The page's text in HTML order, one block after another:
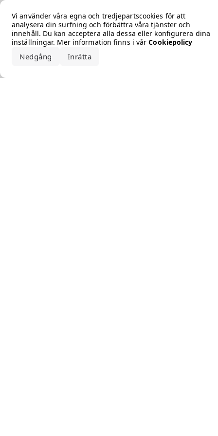
Vi använder våra egna och tredjepartscookies för att
analysera din surfning och förbättra våra tjänster och
innehåll. Du kan acceptera alla dessa eller konfigurera dina
inställningar. Mer information finns i vårCookiepolicy
Nedgång Inrätta
Error loading the brand